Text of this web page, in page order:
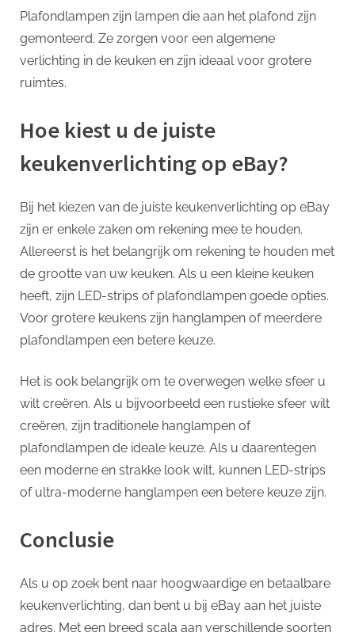
Plafondlampen zijn lampen die aan het plafond zijn
gemonteerd. Ze zorgen voor een algemene
verlichting in de keuken en zijn ideaal voor grotere
ruimtes.
Hoe kiest u de juiste
keukenverlichting op eBay?
Bij het kiezen van de juiste keukenverlichting op eBay
zijn er enkele zaken om rekening mee te houden.
Allereerst is het belangrijk om rekening te houden met
de grootte van uw keuken. Als u een kleine keuken
heeft, zijn LED-strips of plafondlampen goede opties.
Voor grotere keukens zijn hanglampen of meerdere
plafondlampen een betere keuze.
Het is ook belangrijk om te overwegen welke sfeer u
wilt creëren. Als u bijvoorbeeld een rustieke sfeer wilt
creëren, zijn traditionele hanglampen of
plafondlampen de ideale keuze. Als u daarentegen
een moderne en strakke look wilt, kunnen LED-strips
of ultra-moderne hanglampen een betere keuze zijn.
Conclusie
Als u op zoek bent naar hoogwaardige en betaalbare
keukenverlichting, dan bent u bij eBay aan het juiste
adres. Met een breed scala aan verschillende soorten